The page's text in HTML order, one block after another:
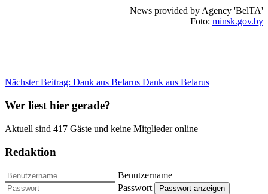
News provided by Agency 'BelTA'
Foto: minsk.gov.by
Nächster Beitrag: Dank aus Belarus Dank aus Belarus
Wer liest hier gerade?
Aktuell sind 417 Gäste und keine Mitglieder online
Redaktion
Benutzername
Passwort
Passwort anzeigen